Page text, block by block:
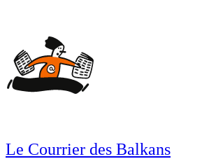
Le Courrier des Balkans